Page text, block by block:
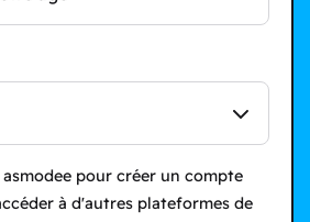
pour créer un compte
à d'autres plateformes de